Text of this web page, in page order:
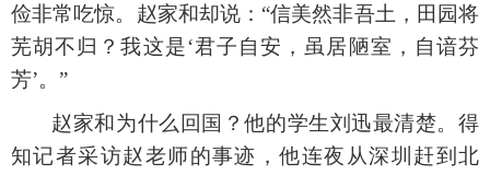
俭非常吃惊。赵家和却说：“信美然非吾土，田园将
芜胡不归？我这是‘君子自安，虽居陋室，自谙芬
芳’。”
赵家和为什么回国？他的学生刘迅最清楚。得
知记者采访赵老师的事迹，他连夜从深圳赶到北